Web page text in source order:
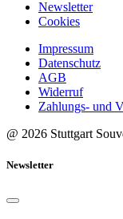
Newsletter
Cookies
Impressum
Datenschutz
AGB
Widerruf
Zahlungs- und
@ 2026 Stuttgart
Newsletter